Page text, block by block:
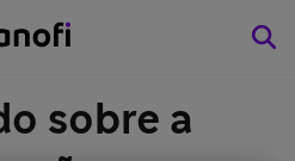
sobre a